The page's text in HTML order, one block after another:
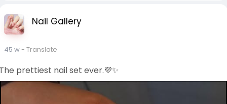
လေးပေးဖော်ပြသည့် ရိုးရာအစဉ်အလာ ယုံကြည်မှုများ ဖြစ်ကြ
ါသည်။
ါဝင်ပစ္စည်းများ
လတ်ဆတ်သော ရုံးပတီသီး (၃) လုံးမှ (၄) လုံး
သံပုရာသီး ပါးပါးလှီးထားသည် သို့မဟုတ် ပျားရည်
၁) လက်ဖက်ရည်ဇွန်း (မထည့်လဲရသည်)
Nail Gallery
45 w- Translate
prettiest nail set ever.💜✨